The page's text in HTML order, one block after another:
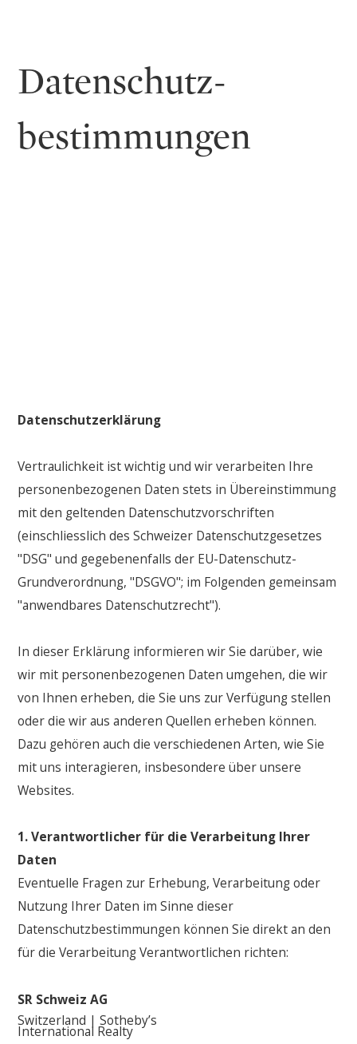
Datenschutz­
bestimmungen
Datenschutzerklärung
Vertraulichkeit ist wichtig und wir verarbeiten Ihre
personenbezogenen Daten stets in Übereinstimmung
mit den geltenden Datenschutzvorschriften
(einschliesslich des Schweizer Datenschutzgesetzes
"DSG" und gegebenenfalls der EU-Datenschutz-
Grundverordnung, "DSGVO"; im Folgenden gemeinsam
"anwendbares Datenschutzrecht").
In dieser Erklärung informieren wir Sie darüber, wie
wir mit personenbezogenen Daten umgehen, die wir
von Ihnen erheben, die Sie uns zur Verfügung stellen
oder die wir aus anderen Quellen erheben können.
Dazu gehören auch die verschiedenen Arten, wie Sie
mit uns interagieren, insbesondere über unsere
Websites.
1. Verantwortlicher für die Verarbeitung Ihrer
Daten
Eventuelle Fragen zur Erhebung, Verarbeitung oder
Nutzung Ihrer Daten im Sinne dieser
Datenschutzbestimmungen können Sie direkt an den
für die Verarbeitung Verantwortlichen richten:
SR Schweiz AG
Switzerland | Sotheby’s
International Realty